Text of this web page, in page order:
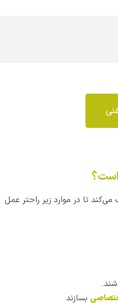
می‌کند تا در موارد زیر راحتر عمل
بسازند